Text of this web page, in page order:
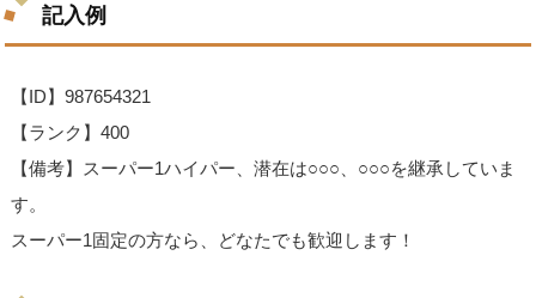
記入例
【ID】987654321
【ランク】400
【備考】スーパー1ハイパー、潜在は○○○、○○○を継承していま
す。
スーパー1固定の方なら、どなたでも歓迎します！